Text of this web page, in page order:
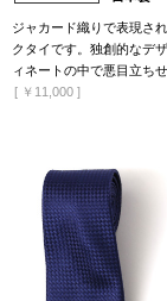
ジャカード織りで表現さ
クタイです。独創的なデ
ィネートの中で悪目立ち
[ ￥11,000 ]